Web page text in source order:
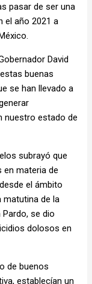
pasar de ser una
el año 2021 a
David
buenas
se han llevado a
nuestro estado de
subrayó que
materia de
el ámbito
matutina de la
Pardo, se dio
dolosos en
de buenos
establecían un